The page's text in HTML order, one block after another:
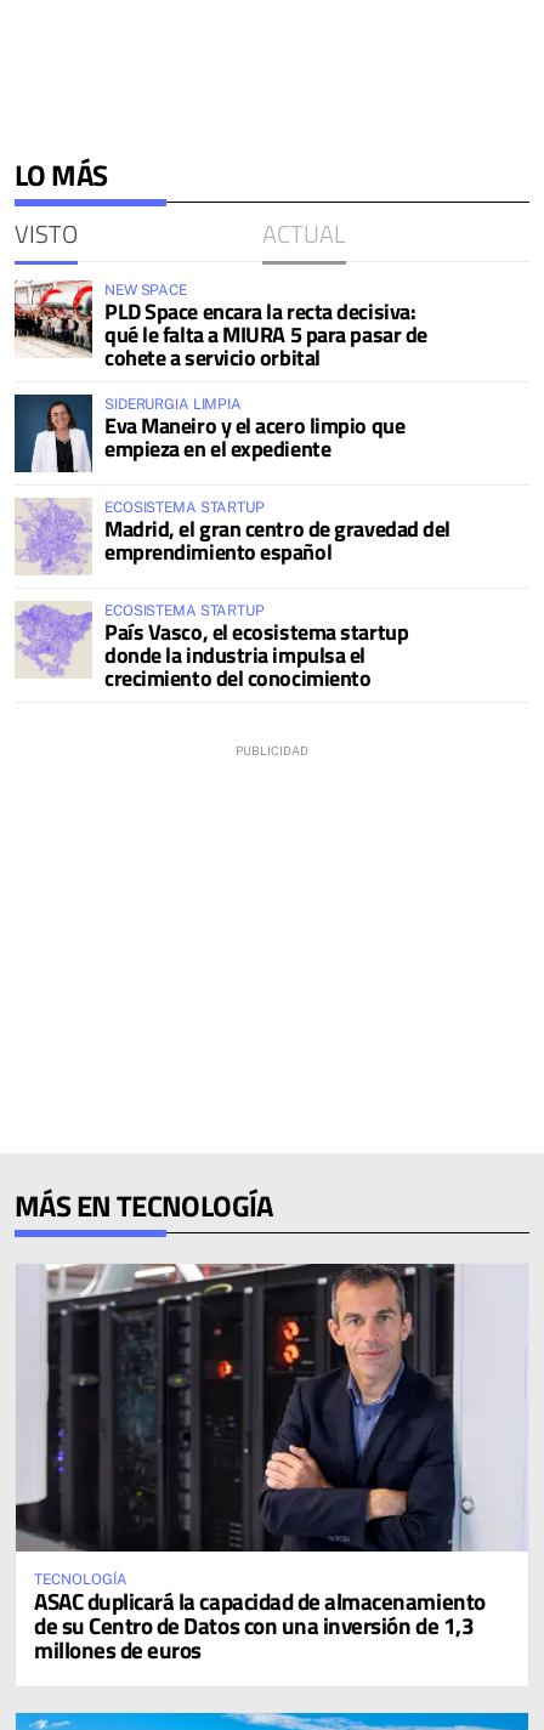
LO MÁS
VISTO ACTUAL
NEW SPACE
PLD Space encara la recta decisiva:
qué le falta a MIURA 5 para pasar de
cohete a servicio orbital
SIDERURGIA LIMPIA
Eva Maneiro y el acero limpio que
empieza en el expediente
ECOSISTEMA STARTUP
Madrid, el gran centro de gravedad del
emprendimiento español
ECOSISTEMA STARTUP
País Vasco, el ecosistema startup
donde la industria impulsa el
crecimiento del conocimiento
MÁS EN TECNOLOGÍA
TECNOLOGÍA
ASAC duplicará la capacidad de almacenamiento
de su Centro de Datos con una inversión de 1,3
millones de euros